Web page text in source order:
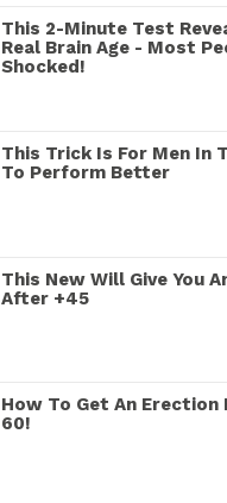
This 2-Minute Test
Real Brain Age - Most
Shocked!
This Trick Is For Men In
To Perform Better
This New Will Give You
After +45
How To Get An Erection
60!